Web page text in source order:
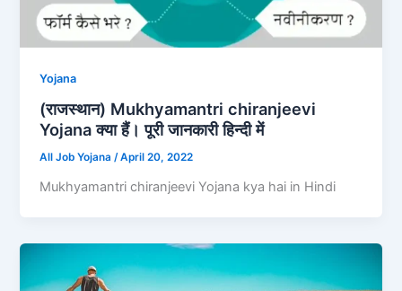
Yojana
(राजस्थान) Mukhyamantri chiranjeevi
Yojana क्या हैं। पूरी जानकारी हिन्दी में
All Job Yojana/April 20, 2022
Mukhyamantri chiranjeevi Yojana kya hai in Hindi